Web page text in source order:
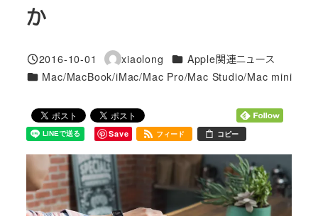
か
投稿日
2016-10-01
著
者
xiaolong カテゴリー
Apple関連ニュース
カテゴリー
Mac/MacBook/iMac/Mac Pro/Mac Studio/Mac mini
Save フィード コピー